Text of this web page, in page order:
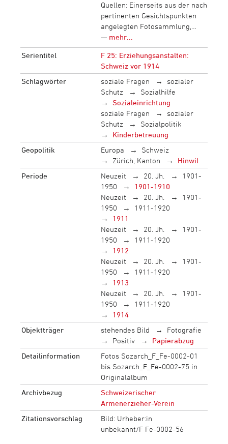
Quellen: Einerseits aus der nach
pertinenten Gesichtspunkten
angelegten Fotosammlung,…
— mehr...
Serientitel
F 25: Erziehungsanstalten:
Schweiz vor 1914
Schlagwörter
soziale Fragen
sozialer
Schutz
Sozialhilfe
Sozialeinrichtung
soziale Fragen
sozialer
Schutz
Sozialpolitik
Kinderbetreuung
Geopolitik
Europa
Schweiz
Zürich, Kanton
Hinwil
Periode
Neuzeit 20. Jh.
1901-
1950
1901-1910
Neuzeit
20. Jh.
1901-
1950
1911-1920
1911
Neuzeit
20. Jh.
1901-
1950
1911-1920
1912
Neuzeit
20. Jh.
1901-
1950
1911-1920
1913
Neuzeit
20. Jh.
1901-
1950
1911-1920
1914
Objektträger
stehendes Bild
Fotografie
Positiv
Papierabzug
Detailinformation
Fotos Sozarch_F_Fe-0002-01
bis Sozarch_F_Fe-0002-75 in
Originalalbum
Archivbezug
Schweizerischer
Armenerzieher-Verein
Zitationsvorschlag
Bild: Urheber:in
unbekannt/F Fe-0002-56